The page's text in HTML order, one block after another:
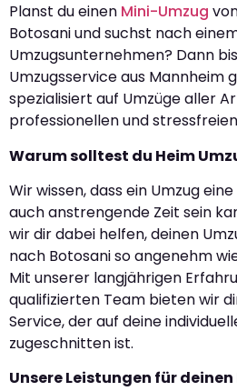
Planst du einen Mini-Umzug
Botosani und suchst nach
Umzugsunternehmen? Dann
Umzugsservice aus Mannheim
spezialisiert auf Umzüge aller
professionellen und stressfreien
Warum solltest du Heim
Wir wissen, dass ein Umzug
auch anstrengende Zeit sein
wir dir dabei helfen, deinen
nach Botosani so angenehm
Mit unserer langjährigen
qualifizierten Team bieten wir
Service, der auf deine
zugeschnitten ist.
Unsere Leistungen für